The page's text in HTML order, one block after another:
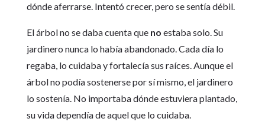
dónde aferrarse. Intentó crecer, pero se sentía débil.
El árbol no se daba cuenta que no estaba solo. Su
jardinero nunca lo había abandonado. Cada día lo
regaba, lo cuidaba y fortalecía sus raíces. Aunque el
árbol no podía sostenerse por sí mismo, el jardinero
lo sostenía. No importaba dónde estuviera plantado,
su vida dependía de aquel que lo cuidaba.